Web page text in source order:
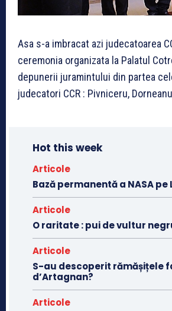
Asa s-a imbracat azi judecatoarea
ceremonia organizata la Palatul
depunerii juramintului din partea
judecatori CCR : Pivniceru,
Hot this week
Articole
Bază permanentă a NASA pe
Articole
O raritate : pui de vultur
Articole
S-au descoperit rămășițele
d’Artagnan?
Articole